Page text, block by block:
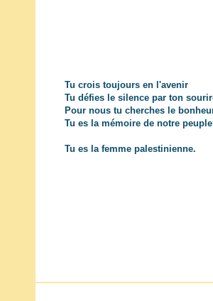
Tu crois toujours en l'avenir
Tu défies le silence par ton
Pour nous tu cherches le
Tu es la mémoire de notre peuple
Tu es la femme palestinienne.